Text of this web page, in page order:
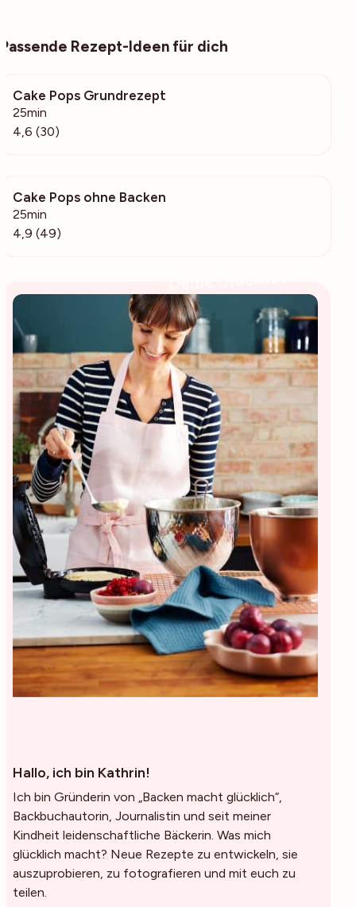
Passende Rezept-Ideen für dich
Cake Pops Grundrezept
25min
4,6 (30)
Cake Pops ohne Backen
25min
4,9 (49)
Hallo, ich bin Kathrin!
Ich bin Gründerin von „Backen macht glücklich“,
Backbuchautorin, Journalistin und seit meiner
Kindheit leidenschaftliche Bäckerin. Was mich
glücklich macht? Neue Rezepte zu entwickeln, sie
auszuprobieren, zu fotografieren und mit euch zu
teilen.